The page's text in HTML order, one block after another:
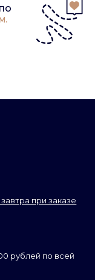
М.
при заказе
рублей по всей